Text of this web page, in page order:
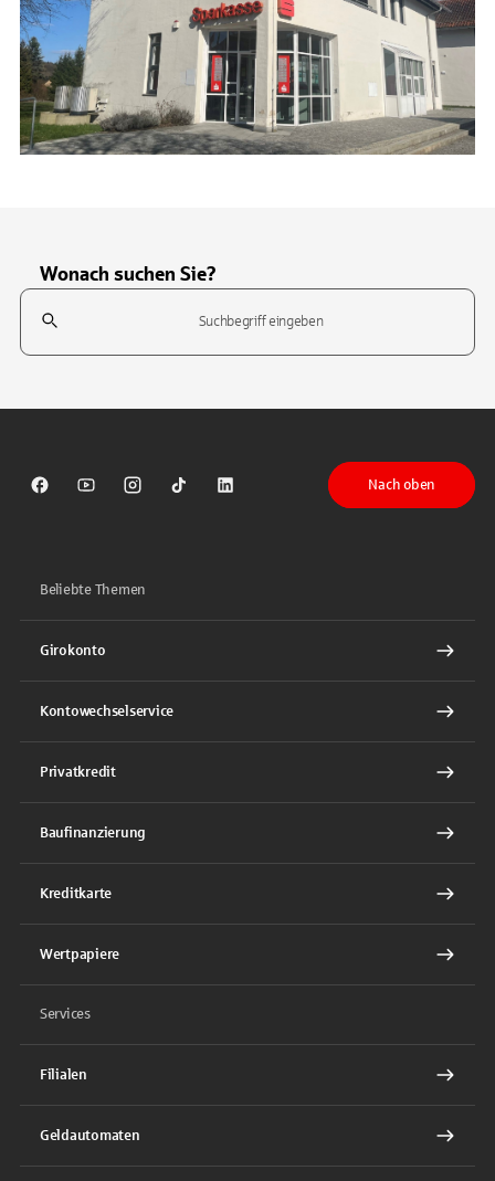
Wonach suchen Sie?
Suchfeld
Sparkasse auf Facebook
Sparkasse auf Youtube
Sparkasse auf Instagram
Sparkasse auf TikTok
Sparkasse auf LinkedIn
Nach oben
Beliebte Themen
Girokonto
Kontowechselservice
Privatkredit
Baufinanzierung
Kreditkarte
Wertpapiere
Services
Filialen
Geldautomaten